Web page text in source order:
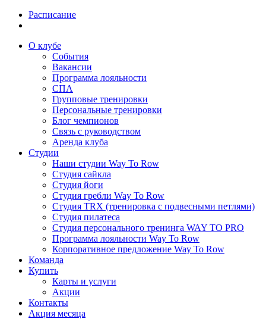
Расписание
О клубе
События
Вакансии
Программа лояльности
СПА
Групповые тренировки
Персональные тренировки
Блог чемпионов
Связь с руководством
Аренда клуба
Студии
Наши студии Way To Row
Студия сайкла
Студия йоги
Студия гребли Way To Row
Студия TRX (тренировка с подвесными петлями)
Студия пилатеса
Студия персонального тренинга WAY TO PRO
Программа лояльности Way To Row
Корпоративное предложение Way To Row
Команда
Купить
Карты и услуги
Акции
Контакты
Акция месяца